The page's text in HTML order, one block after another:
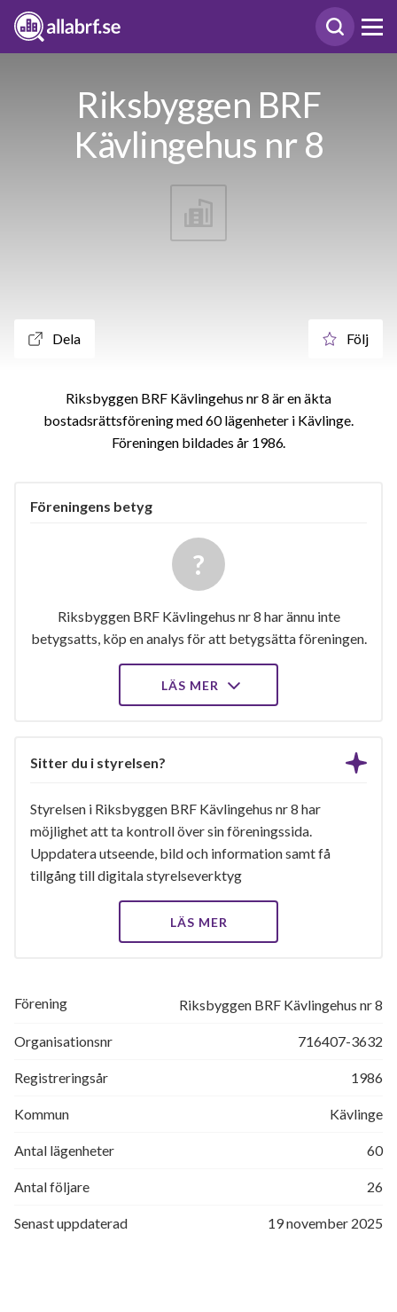
Riksbyggen BRF
Kävlingehus nr 8
Dela Följ
Riksbyggen BRF Kävlingehus nr 8 är en äkta
bostadsrättsförening med 60 lägenheter i Kävlinge.
Föreningen bildades år 1986
Föreningens betyg
Riksbyggen BRF Kävlingehus nr 8 har ännu inte
betygsatts, köp en analys för att betygsätta föreningen.
LÄS MER
Sitter du i styrelsen?
Styrelsen i Riksbyggen BRF Kävlingehus nr 8 har
möjlighet att ta kontroll över sin föreningssida.
Uppdatera utseende, bild och information samt få
tillgång till digitala styrelseverktyg
LÄS MER
Förening Riksbyggen BRF Kävlingehus nr 8
Organisationsnr 716407-3632
Registreringsår 1986
Kommun Kävlinge
Antal lägenheter 60
Antal följare 26
Senast uppdaterad 19 november 2025